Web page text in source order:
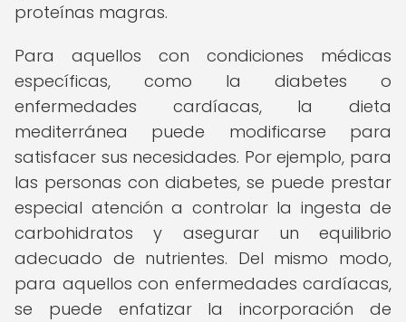
proteínas magras.
Para aquellos con condiciones médicas
específicas, como la diabetes o
enfermedades cardíacas, la dieta
mediterránea puede modificarse para
satisfacer sus necesidades. Por ejemplo, para
las personas con diabetes, se puede prestar
especial atención a controlar la ingesta de
carbohidratos y asegurar un equilibrio
adecuado de nutrientes. Del mismo modo,
para aquellos con enfermedades cardíacas,
se puede enfatizar la incorporación de